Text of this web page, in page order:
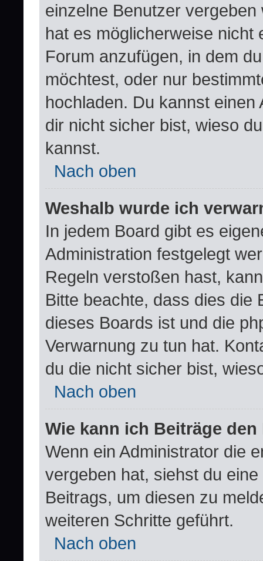
einzelne Benutzer
hat es möglicherweise nicht
Forum anzufügen, in dem
möchtest, oder nur
hochladen. Du kannst
dir nicht sicher bist, wieso
kannst.
Nach oben
Weshalb wurde ich
In jedem Board gibt es
Administration festgelegt
Regeln verstoßen hast,
Bitte beachte, dass dies die
dieses Boards ist und die
Verwarnung zu tun hat.
du die nicht sicher bist,
Nach oben
Wie kann ich Beiträge
Wenn ein Administrator die
vergeben hat, siehst du
Beitrags, um diesen zu
weiteren Schritte geführt.
Nach oben